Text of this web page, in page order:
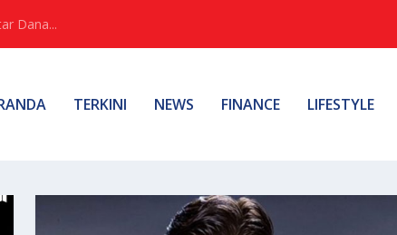
Dana...
TERKINI NEWS FINANCE LIFESTYLE